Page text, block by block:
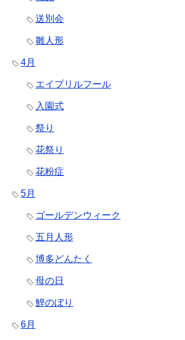
送別会
雛人形
4月
エイプリルフール
入園式
祭り
花祭り
花粉症
5月
ゴールデンウィーク
五月人形
博多どんたく
母の日
鯉のぼり
6月